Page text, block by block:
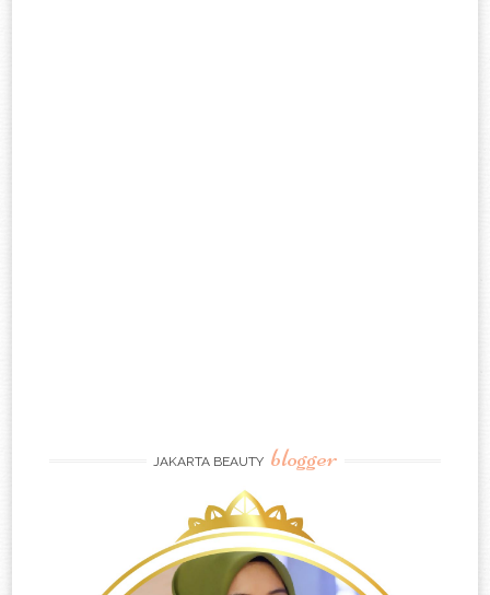
JAKARTA BEAUTY blogger